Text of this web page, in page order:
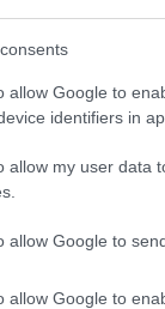
allow Google to
identifiers in
allow my user data
allow Google to
allow Google to
ani si sunt de
pentru a primi
aflu ultimele